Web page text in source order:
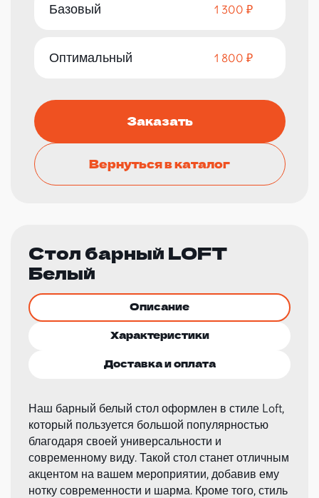
Базовый 1 300 ₽
Оптимальный 1 800 ₽
Заказать
Вернуться в каталог
Стол барный LOFT
Белый
Описание
Характеристики
Доставка и оплата
Наш барный белый стол оформлен в стиле Loft,
который пользуется большой популярностью
благодаря своей универсальности и
современному виду. Такой стол станет отличным
акцентом на вашем мероприятии, добавив ему
нотку современности и шарма. Кроме того, стиль